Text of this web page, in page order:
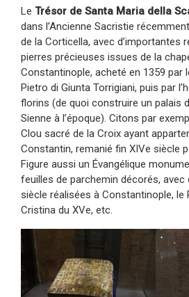
Le Trésor de Santa Maria della
dans l’Ancienne Sacristie
de la Corticella, avec d’importantes
pierres précieuses issues de la
Constantinople, acheté en 1359 par
Pietro di Giunta Torrigiani, puis par
florins (de quoi construire un palais
Sienne à l’époque). Citons par
Clou sacré de la Croix ayant
Constantin, remanié fin XIVe siècle
Figure aussi un Évangélique
feuilles de parchemin décorés, avec
siècle réalisées à Constantinople, le
Cristina du XVe, etc.